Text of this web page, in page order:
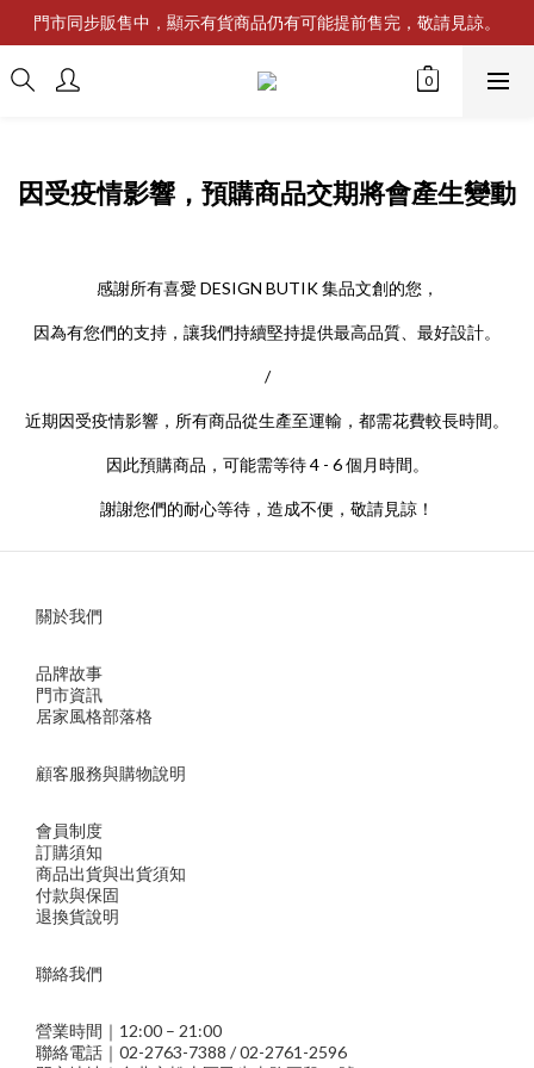
門市同步販售中，顯示有貨商品仍有可能提前售完，敬請見諒。
因受疫情影響，預購商品交期將會產生變動
感謝所有喜愛 DESIGN BUTIK 集品文創的您，
因為有您們的支持，讓我們持續堅持提供最高品質、最好設計。
/
近期因受疫情影響，所有商品從生產至運輸，都需花費較長時間。
因此預購商品，可能需等待 4 - 6 個月時間。
謝謝您們的耐心等待，造成不便，敬請見諒！
關於我們
品牌故事
門市資訊
居家風格部落格
顧客服務與購物說明
會員制度
訂購須知
商品出貨與出貨須知
付款與保固
退換貨說明
聯絡我們
營業時間｜12:00 – 21:00
聯絡電話｜02-2763-7388 / 02-2761-2596